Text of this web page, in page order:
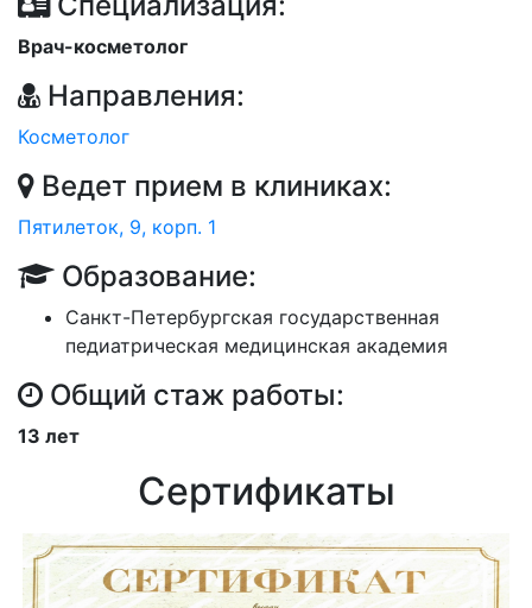
Врач-косметолог
Направления:
Косметолог
Ведет прием в клиниках:
Пятилеток, 9, корп. 1
Образование:
Санкт-Петербургская государственная
педиатрическая медицинская академия
Общий стаж работы:
13 лет
Сертификаты